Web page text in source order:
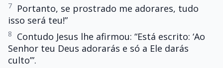
7
Portanto, se prostrado me adorares, tudo
isso será teu!”
8
Contudo Jesus lhe afirmou: “Está escrito: ‘Ao
Senhor teu Deus adorarás e só a Ele darás
culto’”.